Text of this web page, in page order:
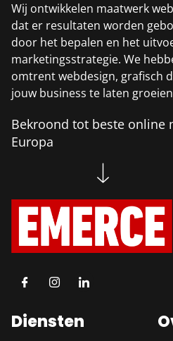
gldrive.nl
Branding SEO
Branding SEO Webdesign
Wij ontwikkelen maatwerk
dat er resultaten worden
door het bepalen en het
marketingsstrategie. We
omtrent webdesign, grafisch
jouw business te laten
Bekroond tot beste online
Europa
Diensten